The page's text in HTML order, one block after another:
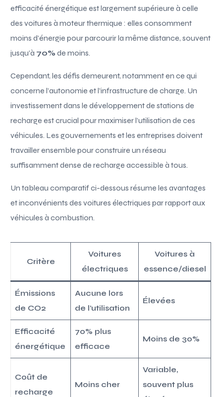
efficacité énergétique est largement supérieure à celle
des voitures à moteur thermique : elles consomment
moins d’énergie pour parcourir la même distance, souvent
jusqu’à 70% de moins.
Cependant, les défis demeurent, notamment en ce qui
concerne l’autonomie et l’infrastructure de charge. Un
investissement dans le développement de stations de
recharge est crucial pour maximiser l’utilisation de ces
véhicules. Les gouvernements et les entreprises doivent
travailler ensemble pour construire un réseau
suffisamment dense de recharge accessible à tous.
Un tableau comparatif ci-dessous résume les avantages
et inconvénients des voitures électriques par rapport aux
véhicules à combustion.
Critère
Voitures
électriques
Voitures à
essence/diesel
Émissions
de CO2
Aucune lors
de l’utilisation
Élevées
Efficacité
énergétique
70% plus
efficace
Moins de 30%
Coût de
recharge
Moins cher
Variable,
souvent plus